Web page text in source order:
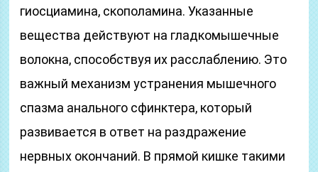
гиосциамина, скополамина. Указанные
вещества действуют на гладкомышечные
волокна, способствуя их расслаблению. Это
важный механизм устранения мышечного
спазма анального сфинктера, который
развивается в ответ на раздражение
нервных окончаний. В прямой кишке такими